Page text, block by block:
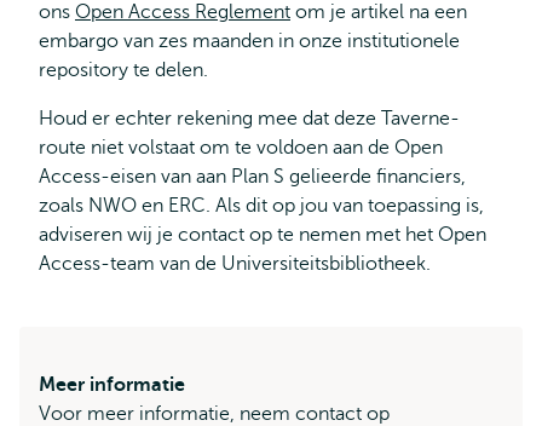
ons Open Access Reglement om je artikel na een
embargo van zes maanden in onze institutionele
repository te delen.
Houd er echter rekening mee dat deze Taverne-
route niet volstaat om te voldoen aan de Open
Access-eisen van aan Plan S gelieerde financiers,
zoals NWO en ERC. Als dit op jou van toepassing is,
adviseren wij je contact op te nemen met het Open
Access-team van de Universiteitsbibliotheek.
Meer informatie
Voor meer informatie, neem contact op